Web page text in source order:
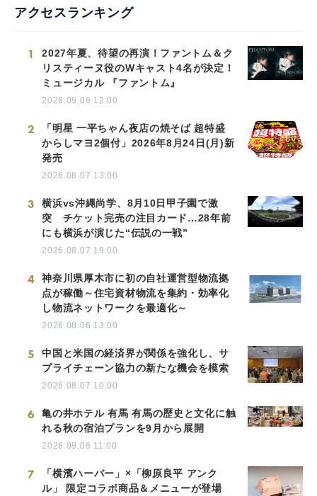
アクセスランキング
1
2027年夏、待望の再演！ファントム＆ク
リスティーヌ役のWキャスト4名が決定！
ミュージカル 『ファントム』
2026.08.06 12:00
2
「明星 一平ちゃん夜店の焼そば 超特盛
からしマヨ2個付」2026年8月24日(月)新
発売
2026.08.07 13:00
3
横浜vs沖縄尚学、8月10日甲子園で激
突 チケット完売の注目カード…28年前
にも横浜が演じた“伝説の一戦”
2026.08.07 19:00
4
神奈川県厚木市に初の自社運営型物流拠
点が稼働～住宅資材物流を集約・効率化
し物流ネットワークを最適化～
2026.08.06 13:00
5
中国と米国の経済界が関係を強化し、サ
プライチェーン協力の新たな機会を模索
2026.08.07 10:00
6
亀の井ホテル 有馬 有馬の歴史と文化に触
れる秋の宿泊プランを9月から展開
2026.08.06 11:00
7
「横濱ハーバー」×「柳原良平 アンク
ル」 限定コラボ商品＆メニューが登場